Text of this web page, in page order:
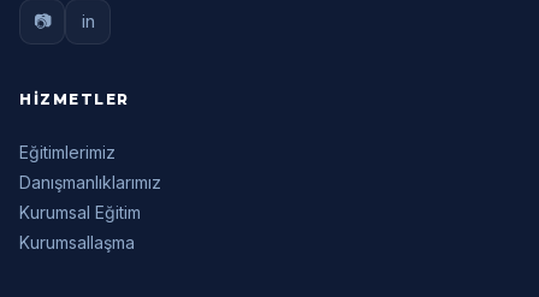
📷 in
HIZMETLER
Eğitimlerimiz
Danışmanlıklarımız
Kurumsal Eğitim
Kurumsallaşma